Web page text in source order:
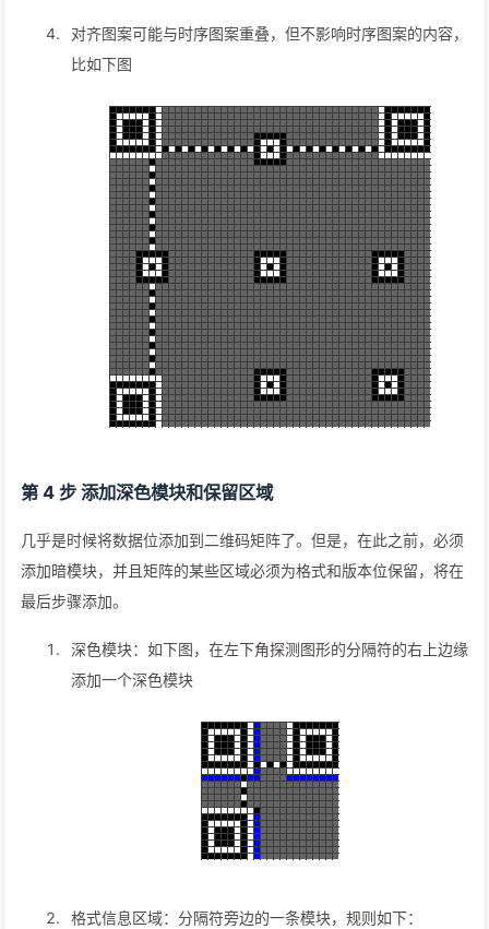
对齐图案可能与时序图案重叠，但不影响时序图案的内容，
比如下图
第 4 步 添加深色模块和保留区域
几乎是时候将数据位添加到二维码矩阵了。但是，在此之前，必须
添加暗模块，并且矩阵的某些区域必须为格式和版本位保留，将在
最后步骤添加。
深色模块：如下图，在左下角探测图形的分隔符的右上边缘
添加一个深色模块
格式信息区域：分隔符旁边的一条模块，规则如下：